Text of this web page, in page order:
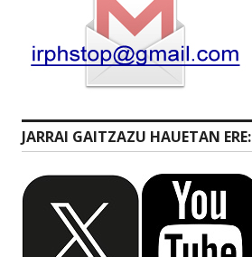
JARRAI GAITZAZU HAUETAN ERE: